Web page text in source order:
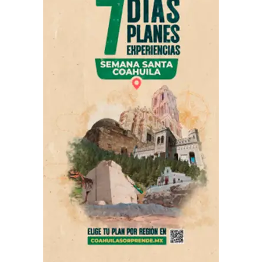
cultura llegue a toda la población.
Al respecto, Javier Fuentes de la Peña, director del
Consejo Editorial del Estado, destacó la importancia de
la escritura y de quienes contribuyen al desarrollo
cultural a través de ella.
ADVERTISEMENT
«Escribir es mucho más que poner palabras en una hoja;